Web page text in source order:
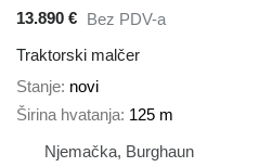
13.890 € Bez PDV-a
Traktorski malčer
Stanje novi
Širina hvatanja 125 m
Njemačka, Burghaun